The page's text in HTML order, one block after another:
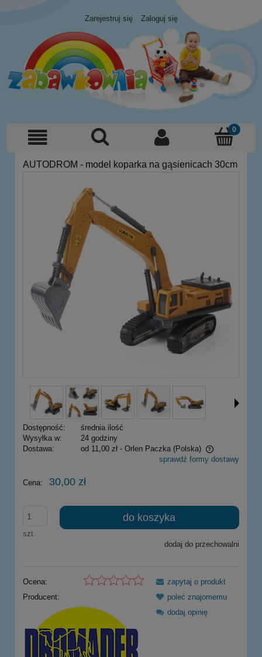
Zarejestruj się Zaloguj się
AUTODROM - model koparka na gąsienicach 30cm
Dostępność:
średnia ilość
Wysyłka w:
24 godziny
Dostawa:
od 11,00 zł - Orlen Paczka (Polska)
Cena nie zawiera ewentualnych kosztów płatności
sprawdź formy dostawy
Cena: 30,00 zł
szt.
do koszyka
dodaj do przechowalni
Ocena:
Producent:
zapytaj o produkt
poleć znajomemu
dodaj opinię